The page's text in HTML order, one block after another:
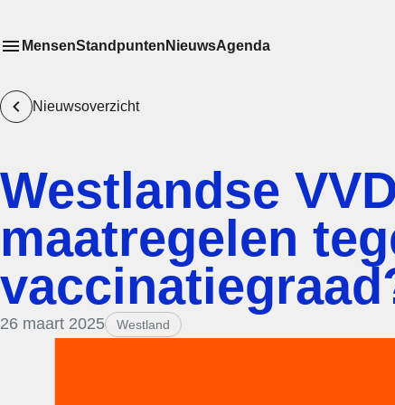
Toon het submenu van
Meer menu items
MensenStandpunten NieuwsAgenda
Nieuwsoverzicht
Westlandse
maatregelen
26 maart 2025 Westland